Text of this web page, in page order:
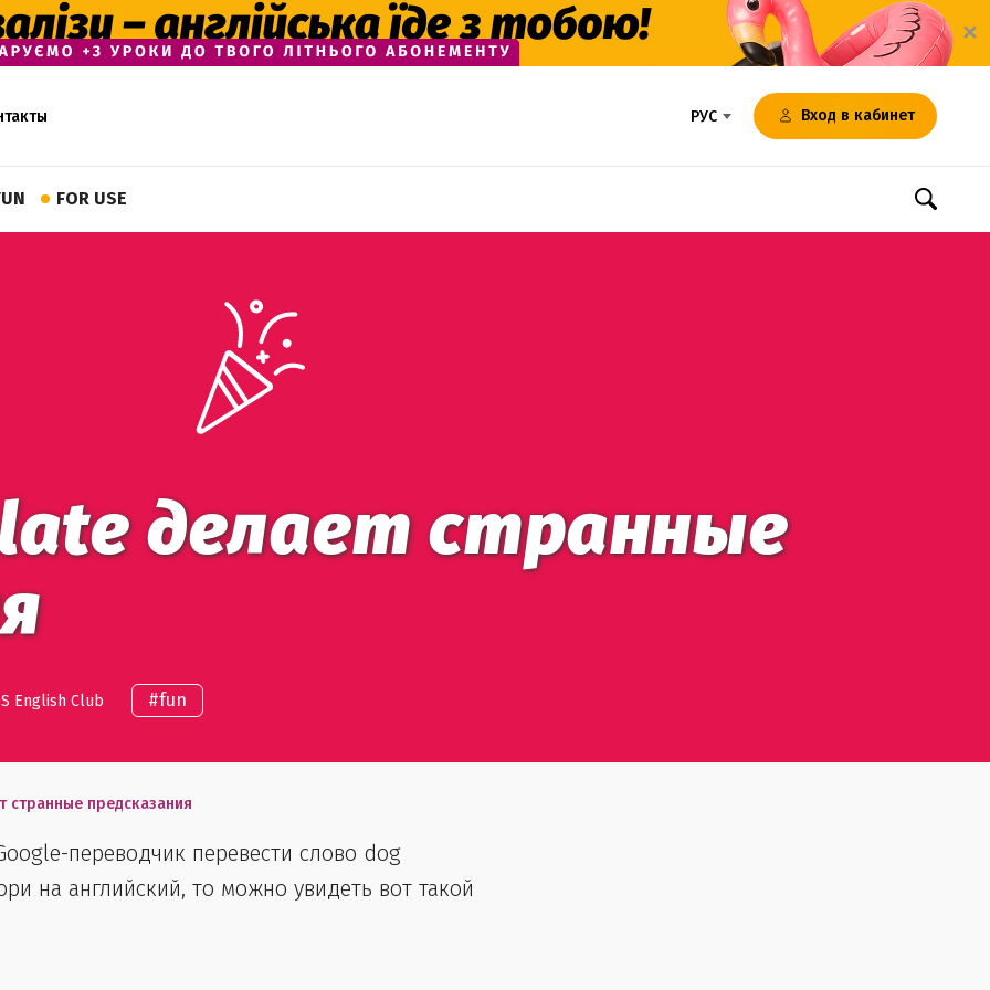
✕
РУС Вход в кабинет
FOR USE
делает странные
English Club #fun
странные предсказания
переводчик перевести слово dog
на английский, то можно увидеть вот такой